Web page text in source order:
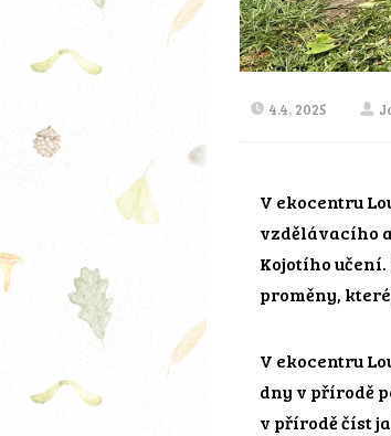
4.4. 2025
V ekocentru
vzdělávacího
Kojotího
proměny,
V ekocentru
dny v přírodě
v přírodě číst